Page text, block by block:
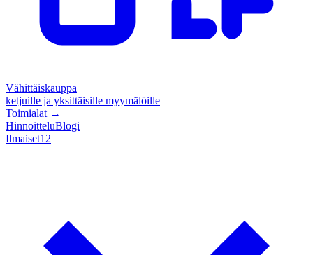
Vähittäiskauppa
ketjuille ja yksittäisille myymälöille
Toimialat →
HinnoitteluBlogi
Ilmaiset12